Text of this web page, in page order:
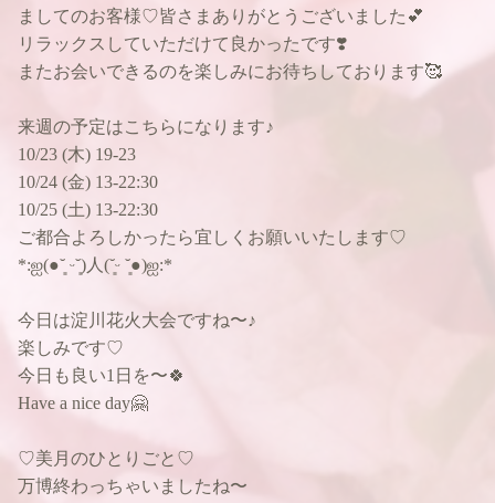
ましてのお客様♡皆さまありがとうございました💕
リラックスしていただけて良かったです❣️
またお会いできるのを楽しみにお待ちしております🥰
来週の予定はこちらになります♪
10/23 (木) 19-23
10/24 (金) 13-22:30
10/25 (土) 13-22:30
ご都合よろしかったら宜しくお願いいたします♡
*:ஐ(●︎˘͈ ᵕ˘͈)人(˘͈ᵕ ˘͈●︎)ஐ:*
今日は淀川花火大会ですね〜♪
楽しみです♡
今日も良い1日を〜🍀
Have a nice day🤗
♡美月のひとりごと♡
万博終わっちゃいましたね〜